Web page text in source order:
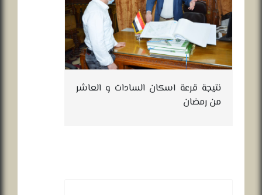
نتيجة قرعة اسكان السادات و العاشر
من رمضان